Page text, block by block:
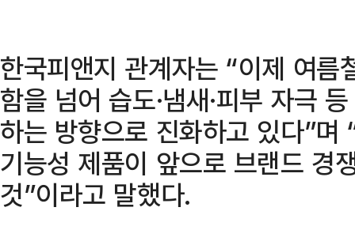
한국피앤지 관계자는 “이제 여
함을 넘어 습도·냄새·피부 자극
하는 방향으로 진화하고 있다”며
기능성 제품이 앞으로 브랜드 경
것”이라고 말했다.